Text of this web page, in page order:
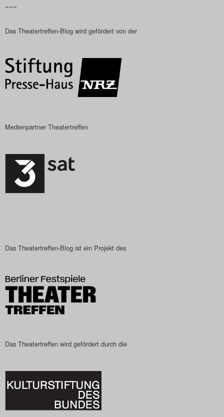
–––
Das Theatertreffen-Blog wird gefördert von der
Medienpartner Theatertreffen
Das Theatertreffen-Blog ist ein Projekt des
Das Theatertreffen wird gefördert durch die